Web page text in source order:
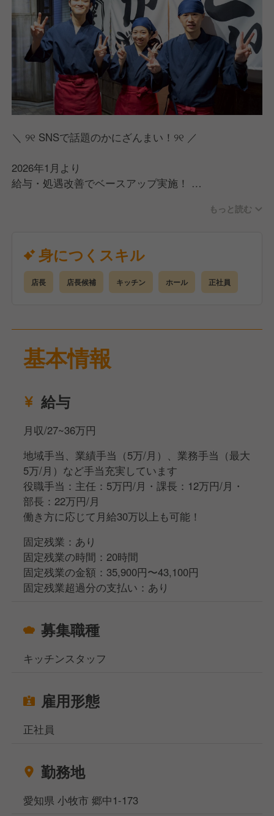
＼ ୨୧ SNSで話題のかにざんまい！୨୧ ／
2026年1月より
給与・処遇改善でベースアップ実施！
スピード面接・内定可能！
応募から1週間以内に内定出せます！
スグの入社も可能！
＼
・キッチン：食材の管理、調理全般、メニュー開発な
・シフト作成、売上管理、発注業務、スタッフ育成な
どを、お任せします！
まずは基本的な業務からスタート！
経験や意欲に応じて店長業務を段階的にお任せします
店舗の業績が給与に直結する仕組みあり!
頑張りがしっかり反映されるのが魅力✨
最短4ヶ月での店長昇格実績もあり
将来的にはマネージャー・幹部候補としてキャリアア
もっと読む
身につくスキル
店長 店長候補 キッチン ホール 正社員
基本情報
給与
月収/27~36万円
地域手当、業績手当（5万/月）、業務手当（最大
5万/月）など手当充実しています
役職手当：主任：5万円/月・課長：12万円/月・
部長：22万円/月
働き方に応じて月給30万以上も可能！
固定残業：あり
固定残業の時間：20時間
固定残業の金額：35,900円〜43,100円
固定残業超過分の支払い：あり
募集職種
キッチンスタッフ
雇用形態
正社員
勤務地
愛知県 小牧市 郷中1-173